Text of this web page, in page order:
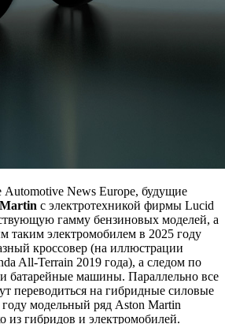
News Europe, будущие
Martin с электротехникой фирмы Lucid
гамму бензиновых моделей, а
таким электромобилем в 2025 году
кроссовер (на иллюстрации
All-Terrain 2019 года), а следом по
батарейные машины. Параллельно все
переводиться на гибридные силовые
модельный ряд Aston Martin
из гибридов и электромобилей.